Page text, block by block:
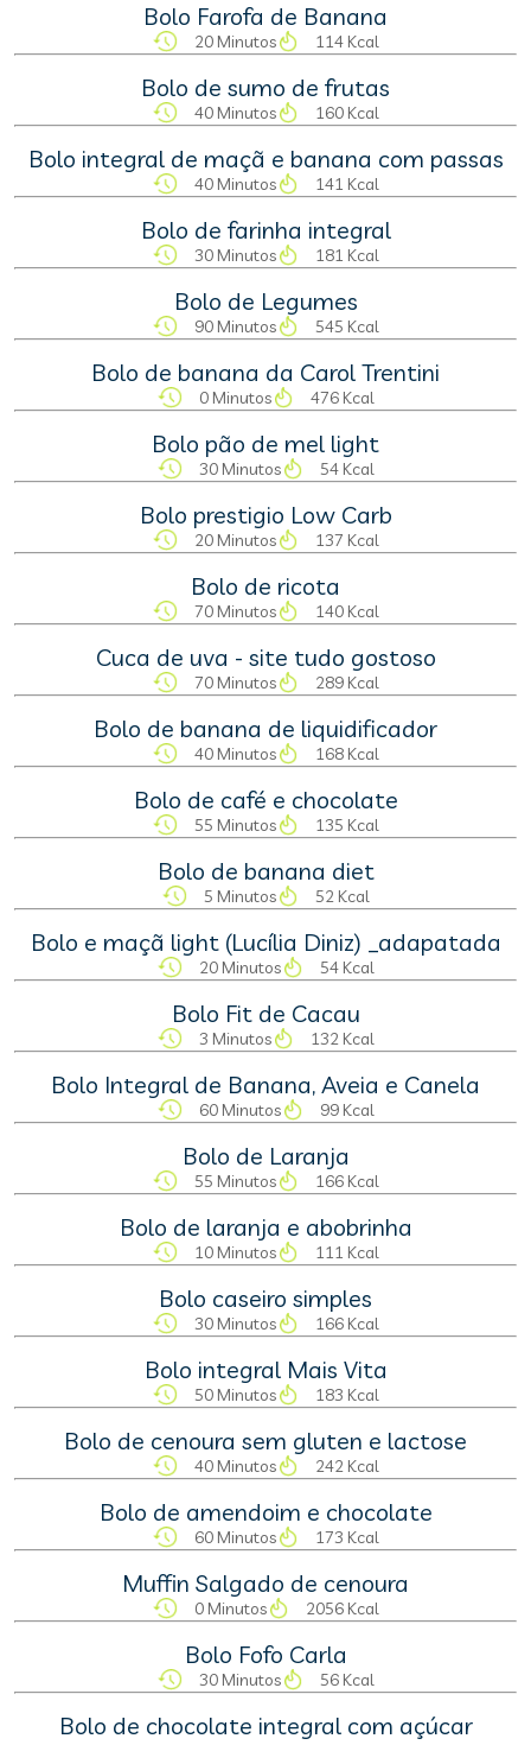
Bolo Farofa de Banana
20 Minutos 114 Kcal
Bolo de sumo de frutas
40 Minutos 160 Kcal
Bolo integral de maçã e banana com passas
40 Minutos 141 Kcal
Bolo de farinha integral
30 Minutos 181 Kcal
Bolo de Legumes
90 Minutos 545 Kcal
Bolo de banana da Carol Trentini
0 Minutos 476 Kcal
Bolo pão de mel light
30 Minutos 54 Kcal
Bolo prestigio Low Carb
20 Minutos 137 Kcal
Bolo de ricota
70 Minutos 140 Kcal
Cuca de uva - site tudo gostoso
70 Minutos 289 Kcal
Bolo de banana de liquidificador
40 Minutos 168 Kcal
Bolo de café e chocolate
55 Minutos 135 Kcal
Bolo de banana diet
5 Minutos 52 Kcal
Bolo e maçã light (Lucília Diniz) _adapatada
20 Minutos 54 Kcal
Bolo Fit de Cacau
3 Minutos 132 Kcal
Bolo Integral de Banana, Aveia e Canela
60 Minutos 99 Kcal
Bolo de Laranja
55 Minutos 166 Kcal
Bolo de laranja e abobrinha
10 Minutos 111 Kcal
Bolo caseiro simples
30 Minutos 166 Kcal
Bolo integral Mais Vita
50 Minutos 183 Kcal
Bolo de cenoura sem gluten e lactose
40 Minutos 242 Kcal
Bolo de amendoim e chocolate
60 Minutos 173 Kcal
Muffin Salgado de cenoura
0 Minutos 2056 Kcal
Bolo Fofo Carla
30 Minutos 56 Kcal
Bolo de chocolate integral com açúcar